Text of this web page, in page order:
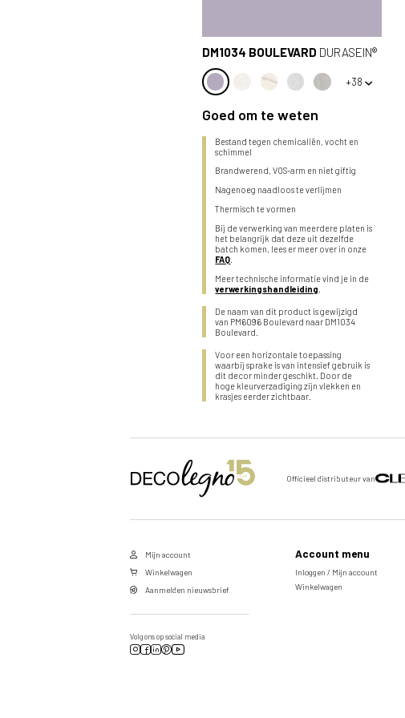
DM1034 BOULEVARD DURASEIN®
+38
Goed om te weten
Bestand tegen chemicaliën, vocht en
schimmel
Brandwerend, VOS-arm en niet giftig
Nagenoeg naadloos te verlijmen
Thermisch te vormen
Bij de verwerking van meerdere platen is
het belangrijk dat deze uit dezelfde
batch komen, lees er meer over in onze
FAQ
Meer technische informatie vind je in de
verwerkingshandleiding
De naam van dit product is gewijzigd
van PM6096 Boulevard naar DM1034
Boulevard.
Voor een horizontale toepassing
waarbij sprake is van intensief gebruik is
dit decor minder geschikt. Door de
hoge kleurverzadiging zijn vlekken en
krasjes eerder zichtbaar.
Stuur een aanvraag door voor
Vul de velden hieronder in om een aanvraag te doen
Officieel distributeur van
Mijn account
Winkelwagen
Aanmelden nieuwsbrief
Volg ons op social media
Account menu
Inloggen / Mijn account
Winkelwagen